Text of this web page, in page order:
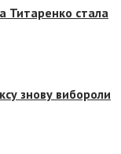
Титаренко стала
знову вибороли